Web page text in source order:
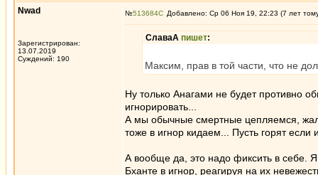
Nwad
Зарегистрирован:
13.07.2019
Суждений: 190
№513684 Добавлено: Ср 06 Ноя 19, 22:23 (7 лет
СлаваА пишет:
Максим, прав в той части, что не
Ну только Анагами не будет противно
игнорировать...
А мы обычные смертные цепляемся,
тоже в игнор кидаем... Пусть горят если
А вообще да, это надо фиксить в себе.
Бханте в игнор, реагируя на их